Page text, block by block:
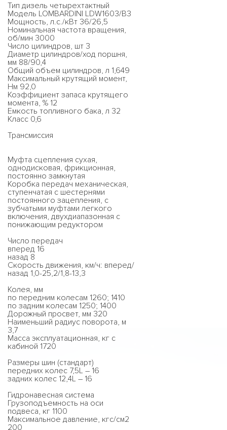
Тип дизель четырехтактный
Модель LOMBARDINI LDW1603/B3
Мощность, л.с./кВт 36/26,5
Номинальная частота вращения,
об/мин 3000
Число цилиндров, шт 3
Диаметр цилиндров/ход поршня,
мм 88/90,4
Общий объем цилиндров, л 1,649
Максимальный крутящий момент,
Нм 92,0
Коэффициент запаса крутящего
момента, % 12
Емкость топливного бака, л 32
Класс 0,6
Трансмиссия
Муфта сцепления сухая,
однодисковая, фрикционная,
постоянно замкнутая
Коробка передач механическая,
ступенчатая с шестернями
постоянного зацепления, с
зубчатыми муфтами легкого
включения, двухдиапазонная с
понижающим редуктором
Число передач
вперед 16
назад 8
Скорость движения, км/ч: вперед/
назад 1,0-25,2/1,8-13,3
Колея, мм
по передним колесам 1260; 1410
по задним колесам 1250; 1400
Дорожный просвет, мм 320
Наименьший радиус поворота, м
3,7
Масса эксплуатационная, кг с
кабиной 1720
Размеры шин (стандарт)
передних колес 7,5L – 16
задних колес 12,4L – 16
Гидронавесная система
Грузоподъемность на оси
подвеса, кг 1100
Максимальное давление, кгс/см2
200